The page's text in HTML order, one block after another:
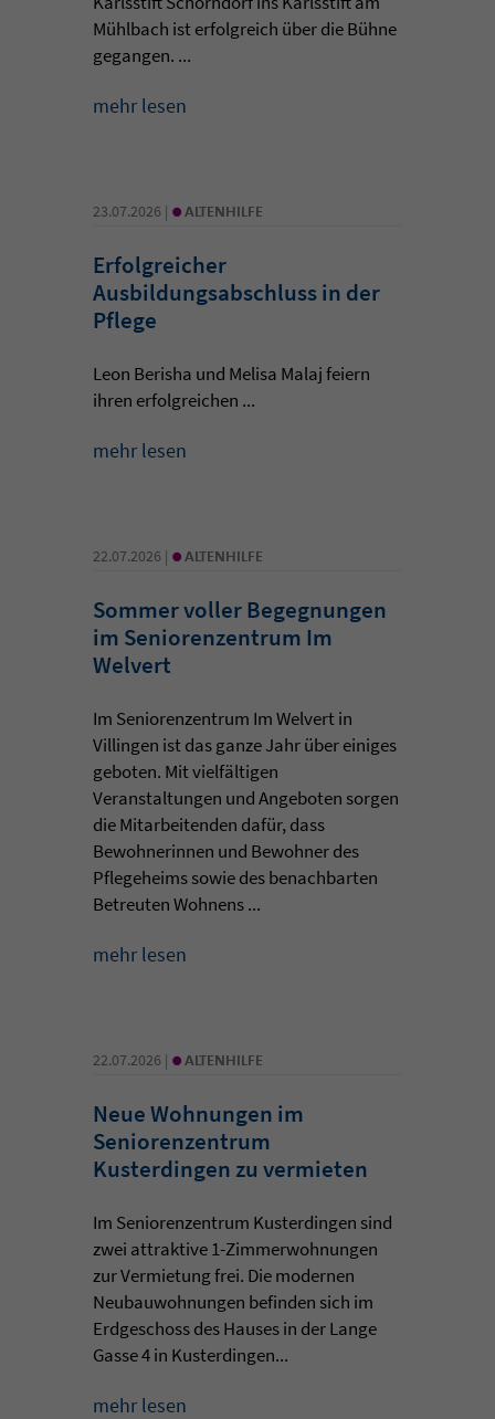
Mühlbach ist erfolgreich über die Bühne
gegangen. ...
mehr lesen
23.07.2026 | • ALTENHILFE
Erfolgreicher
Ausbildungsabschluss in der
Pflege
Leon Berisha und Melisa Malaj feiern
ihren erfolgreichen ...
mehr lesen
22.07.2026 | • ALTENHILFE
Sommer voller Begegnungen
im Seniorenzentrum Im
Welvert
Im Seniorenzentrum Im Welvert in
Villingen ist das ganze Jahr über einiges
geboten. Mit vielfältigen
Veranstaltungen und Angeboten sorgen
die Mitarbeitenden dafür, dass
Bewohnerinnen und Bewohner des
Pflegeheims sowie des benachbarten
Betreuten Wohnens ...
mehr lesen
22.07.2026 | • ALTENHILFE
Neue Wohnungen im
Seniorenzentrum
Kusterdingen zu vermieten
Im Seniorenzentrum Kusterdingen sind
zwei attraktive 1-Zimmerwohnungen
zur Vermietung frei. Die modernen
Neubauwohnungen befinden sich im
Erdgeschoss des Hauses in der Lange
Gasse 4 in Kusterdingen...
mehr lesen